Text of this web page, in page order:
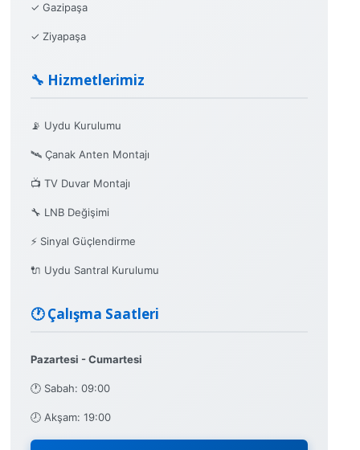
✓ Gazipaşa
✓ Ziyapaşa
🔧 Hizmetlerimiz
📡 Uydu Kurulumu
🛰️ Çanak Anten Montajı
📺 TV Duvar Montajı
🔧 LNB Değişimi
⚡ Sinyal Güçlendirme
🔌 Uydu Santral Kurulumu
🕐 Çalışma Saatleri
Pazartesi - Cumartesi
🕐 Sabah: 09:00
🕗 Akşam: 19:00